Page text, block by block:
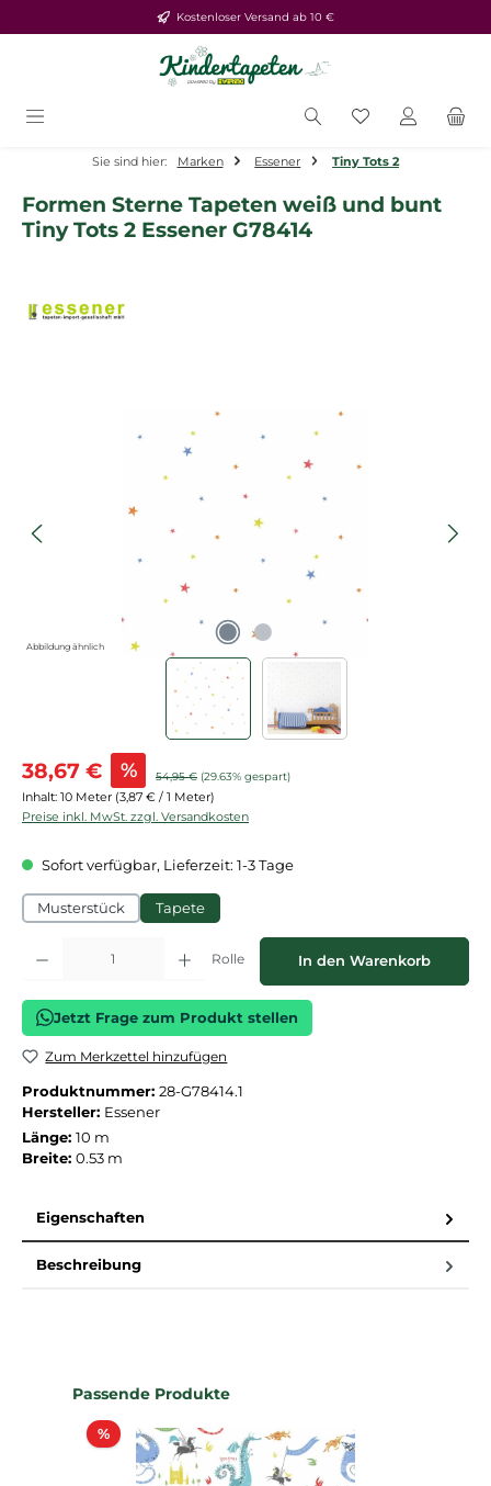
Zum Hauptinhalt springenKostenloser Versand ab 10 €
Du hast 0
Sie sind hier: Marken Essener Tiny Tots 2
Formen Sterne Tapeten weiß und bunt
Tiny Tots 2 Essener G78414
Bildergalerie überspringen
Abbildung ähnlich
Verkaufspreis:
38,67 € % Regulärer Preis:
54,95 € (29.63% gespart)
Inhalt: 10 Meter (3,87 € / 1 Meter)
Preise inkl. MwSt. zzgl. Versandkosten
Sofort verfügbar, Lieferzeit: 1-3 Tage
Musterstück Tapete
Produkt Anzahl: Gib den gewünschten Wert ein oder benutze die
Rolle In den Warenkorb
Jetzt Frage zum Produkt stellen
Zum Merkzettel hinzufügen
Produktnummer: 28-G78414.1
Hersteller: Essener
Länge: 10 m
Breite: 0.53 m
Eigenschaften
Beschreibung
Produktgalerie überspringen
Passende Produkte
%Rabatt